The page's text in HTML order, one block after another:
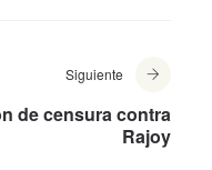
Siguiente
de censura contra
Rajoy